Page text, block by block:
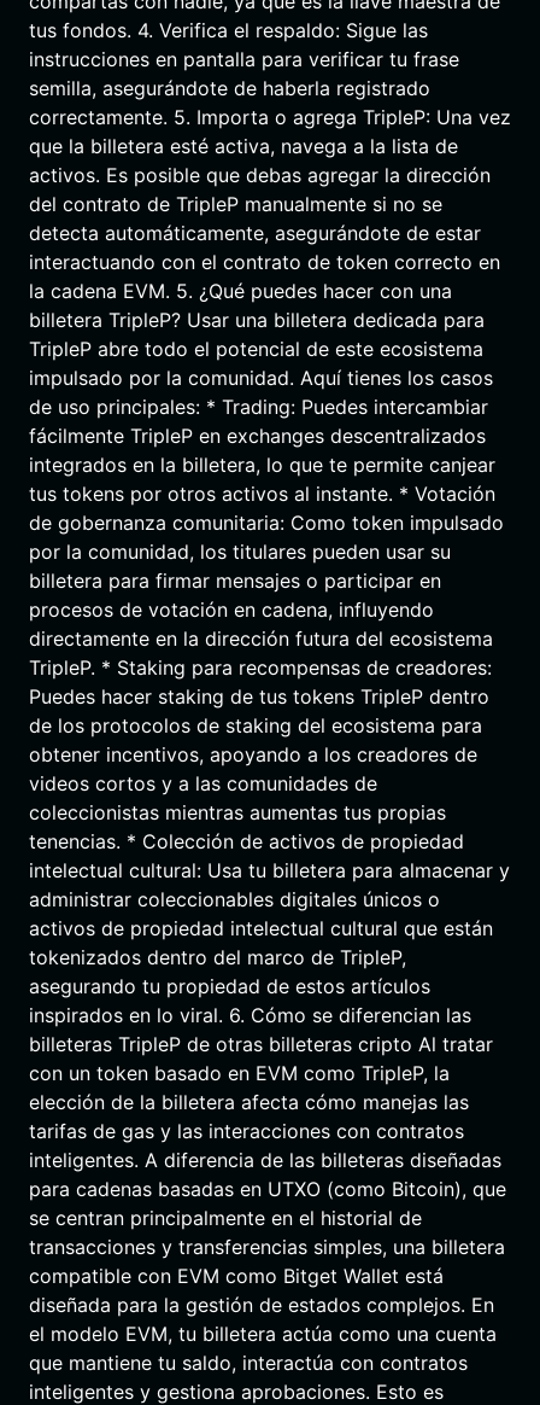
tus fondos. 4. Verifica el respaldo: Sigue las
instrucciones en pantalla para verificar tu frase
semilla, asegurándote de haberla registrado
correctamente. 5. Importa o agrega TripleP: Una vez
que la billetera esté activa, navega a la lista de
activos. Es posible que debas agregar la dirección
del contrato de TripleP manualmente si no se
detecta automáticamente, asegurándote de estar
interactuando con el contrato de token correcto en
la cadena EVM. 5. ¿Qué puedes hacer con una
billetera TripleP? Usar una billetera dedicada para
TripleP abre todo el potencial de este ecosistema
impulsado por la comunidad. Aquí tienes los casos
de uso principales: * Trading: Puedes intercambiar
fácilmente TripleP en exchanges descentralizados
integrados en la billetera, lo que te permite canjear
tus tokens por otros activos al instante. * Votación
de gobernanza comunitaria: Como token impulsado
por la comunidad, los titulares pueden usar su
billetera para firmar mensajes o participar en
procesos de votación en cadena, influyendo
directamente en la dirección futura del ecosistema
TripleP. * Staking para recompensas de creadores:
Puedes hacer staking de tus tokens TripleP dentro
de los protocolos de staking del ecosistema para
obtener incentivos, apoyando a los creadores de
videos cortos y a las comunidades de
coleccionistas mientras aumentas tus propias
tenencias. * Colección de activos de propiedad
intelectual cultural: Usa tu billetera para almacenar y
administrar coleccionables digitales únicos o
activos de propiedad intelectual cultural que están
tokenizados dentro del marco de TripleP,
asegurando tu propiedad de estos artículos
inspirados en lo viral. 6. Cómo se diferencian las
billeteras TripleP de otras billeteras cripto Al tratar
con un token basado en EVM como TripleP, la
elección de la billetera afecta cómo manejas las
tarifas de gas y las interacciones con contratos
inteligentes. A diferencia de las billeteras diseñadas
para cadenas basadas en UTXO (como Bitcoin), que
se centran principalmente en el historial de
transacciones y transferencias simples, una billetera
compatible con EVM como Bitget Wallet está
diseñada para la gestión de estados complejos. En
el modelo EVM, tu billetera actúa como una cuenta
que mantiene tu saldo, interactúa con contratos
inteligentes y gestiona aprobaciones. Esto es